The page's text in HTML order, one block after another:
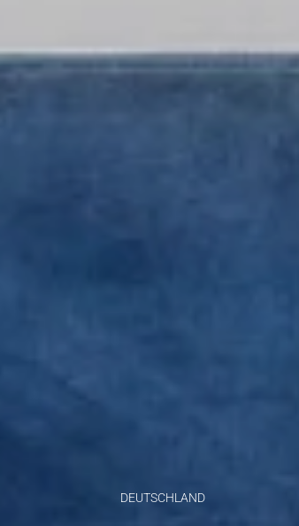
DEUTSCHLAND